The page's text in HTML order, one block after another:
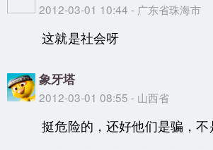
2012-03-01 10:44 - 广东省珠海市
这就是社会呀
象牙塔
2012-03-01 08:55 - 山西省
挺危险的，还好他们是骗，不